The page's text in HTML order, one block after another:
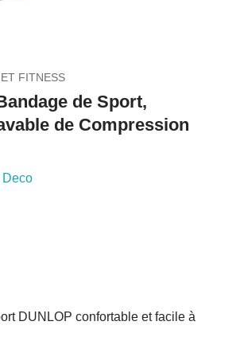
FITNESS
de Sport,
de Compression
Deco
DUNLOP confortable et facile à